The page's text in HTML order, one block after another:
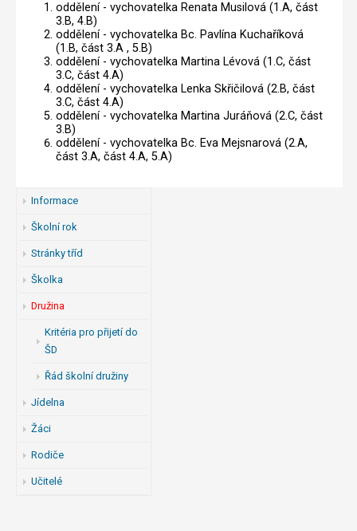
oddělení - vychovatelka Renata Musilová (1.A, část
3.B, 4.B)
oddělení - vychovatelka Bc. Pavlína Kuchaříková
(1.B, část 3.A , 5.B)
oddělení - vychovatelka Martina Lévová (1.C, část
3.C, část 4.A)
oddělení - vychovatelka Lenka Skřičilová (2.B, část
3.C, část 4.A)
oddělení - vychovatelka Martina Juráňová (2.C, část
3.B)
oddělení - vychovatelka Bc. Eva Mejsnarová (2.A,
část 3.A, část 4.A, 5.A)
Informace
Školní rok
Stránky tříd
Školka
Družina
Kritéria pro přijetí do
ŠD
Řád školní družiny
Jídelna
Žáci
Rodiče
Učitelé